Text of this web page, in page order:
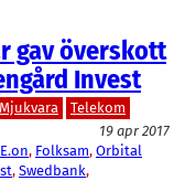
gav överskott
Invest
Telekom
19 apr 2017
E.on, Folksam, Orbital
, Swedbank